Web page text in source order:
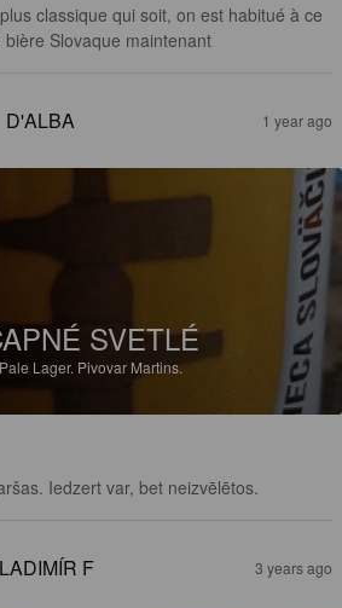
classique qui soit, on est habitué à ce
Slovaque maintenant
D'ALBA 1 year ago
SVETLÉ
Pale Lager. Pivovar Martins.
Iedzert var, bet neizvēlētos.
F 3 years ago